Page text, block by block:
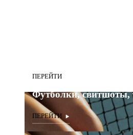
Футболки, свитшоты,